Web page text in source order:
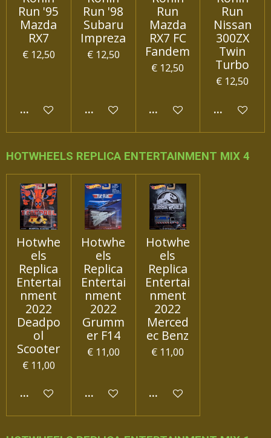
Run '95
Mazda
RX7
€ 12,50
IN WINKELWAGEN
Run '98
Subaru
Impreza
€ 12,50
IN WINKELWAGEN
Run
Mazda
RX7 FC
Fandem
€ 12,50
IN WINKELWAGEN
Run
Nissan
300ZX
Twin
Turbo
€ 12,50
IN
HOTWHEELS REPLICA ENTERTAINMENT MIX 4
Hotwhe
els
Replica
Entertai
nment
2022
Deadpo
ol
Scooter
€ 11,00
IN WINKELWAGEN
Hotwhe
els
Replica
Entertai
nment
2022
Grumm
er F14
€ 11,00
IN WINKELWAGEN
Hotwhe
els
Replica
Entertai
nment
2022
Merced
ec Benz
€ 11,00
IN WINKELWAGEN